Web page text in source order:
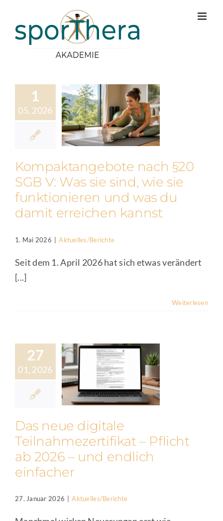
springen
1
05, 2026
Kompaktangebote nach §20
SGB V: Was sie sind, wie sie
funktionieren und was du
damit erreichen kannst
1. Mai 2026 | Aktuelles/Berichte
Seit dem 1. April 2026 hat sich etwas verändert
[...]
Weiterlesen
27
01, 2026
Das neue digitale
Teilnahmezertifikat – Pflicht
ab 2026 – und endlich
einfacher
27. Januar 2026 Aktuelles/Berichte